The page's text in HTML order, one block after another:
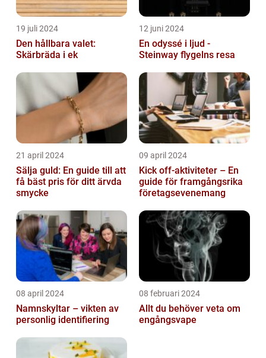
19 juli 2024
Den hållbara valet:
Skärbräda i ek
12 juni 2024
En odyssé i ljud -
Steinway flygelns resa
21 april 2024
Sälja guld: En guide till att
få bäst pris för ditt ärvda
smycke
09 april 2024
Kick off-aktiviteter – En
guide för framgångsrika
företagsevenemang
08 april 2024
Namnskyltar – vikten av
personlig identifiering
08 februari 2024
Allt du behöver veta om
engångsvape